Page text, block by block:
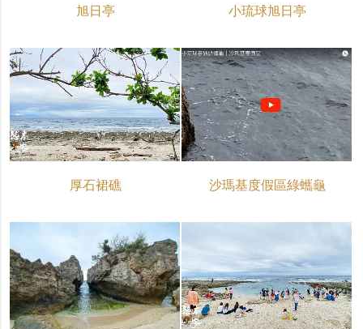
旭日亭 小琉球旭日亭
厚石裙礁 沙瑪基度假區綠蠵龜